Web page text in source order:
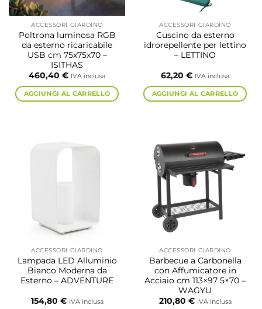
ACCESSORI GIARDINO
Poltrona luminosa RGB
da esterno ricaricabile
USB cm 75x75x70 –
ISITHAS
460,40 € IVA inclusa
AGGIUNGI AL CARRELLO
ACCESSORI GIARDINO
Cuscino da esterno
idrorepellente per lettino
– LETTINO
62,20 € IVA inclusa
AGGIUNGI AL CARRELLO
ACCESSORI GIARDINO
Lampada LED Alluminio
Bianco Moderna da
Esterno – ADVENTURE
154,80 € IVA inclusa
ACCESSORI GIARDINO
Barbecue a Carbonella
con Affumicatore in
Acciaio cm 113×97 5×70 –
WAGYU
210,80 € IVA inclusa